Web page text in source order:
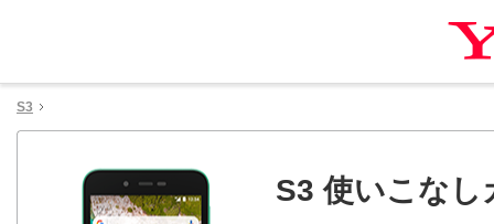
S3
S3 使いこなし